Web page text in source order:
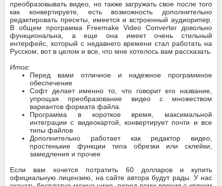
преобразовывать видео, но также загружать свое после того
как конвертируете, есть возможность дополнительно
редактировать пресеты, имеется и встроенный аудиорипер.
В общем программа Freemake Video Converter довольно
функциональна, а еще она имеет очень стильный
интерфейс, который с недавнего времени стал работать на
Русском, вот в целом и все, что мне хотелось вам рассказать.
Итог:
Перед вами отличное и надежное программное
обеспечение
Софт делает именно то, что говорит его название,
упрощая преобразование видео с множеством
вариантов формата файла.
Программа в короткое время, максимальной
интеграции с видеокартой, конвертирует почти и все
типы файлов
Дополнительно работает как редактор видео,
простенькие функции типа обрезки или склейки,
замедления и прочее
Если вам хочется потратить 60 долларов и купить
официальную лицензию, на сайте автора будут рады. У нас